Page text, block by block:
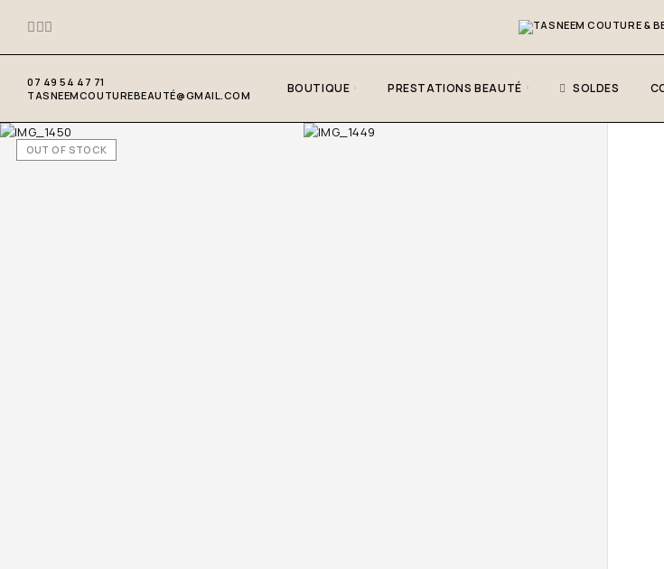
07 49 54 47 71
TASNEEMCOUTUREBEAUTÉ@GMAIL.COM
BOUTIQUE PRESTATIONS BEAUTÉ SOLDES
OUT OF STOCK